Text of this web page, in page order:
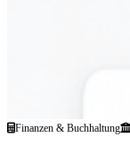
Finanzen & Buchhaltung